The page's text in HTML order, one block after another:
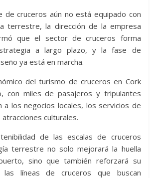
de cruceros aún no está equipado con
terrestre, la dirección de la empresa
que el sector de cruceros forma
a largo plazo, y la fase de
ya está en marcha.
del turismo de cruceros en Cork
con miles de pasajeros y tripulantes
a los negocios locales, los servicios de
culturales.
de las escalas de cruceros
terrestre no solo mejorará la huella
sino que también reforzará su
las líneas de cruceros que buscan